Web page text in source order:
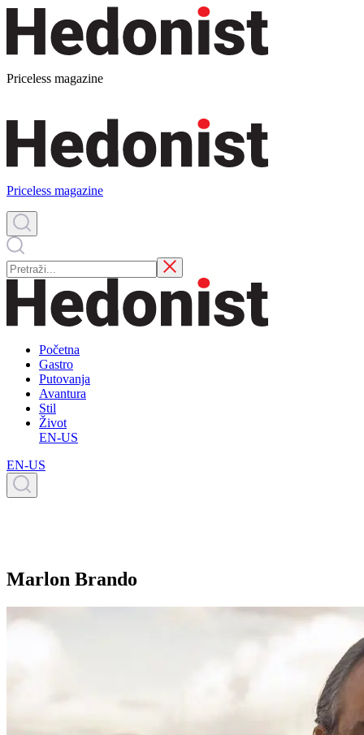
Priceless magazine
Priceless magazine
Početna
Gastro
Putovanja
Avantura
Stil
Život
EN-US
EN-US
Marlon Brando